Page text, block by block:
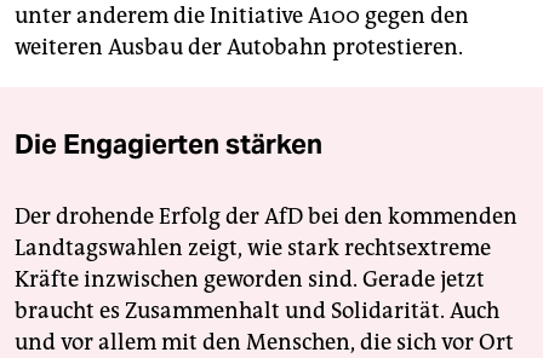
unter anderem die Initiative A100 gegen den
weiteren Ausbau der Autobahn protestieren.
Die Engagierten stärken
Der drohende Erfolg der AfD bei den kommenden
Landtagswahlen zeigt, wie stark rechtsextreme
Kräfte inzwischen geworden sind. Gerade jetzt
braucht es Zusammenhalt und Solidarität. Auch
und vor allem mit den Menschen, die sich vor Ort